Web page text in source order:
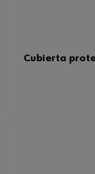
Cubierta